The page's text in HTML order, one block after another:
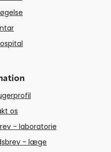
os
- laboratorie
- læge